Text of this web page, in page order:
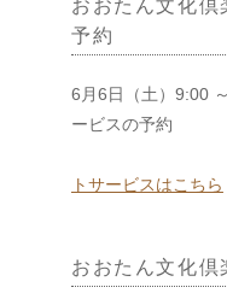
おおたん文化倶
予約
6月6日（土）9:00
ービスの予約
トサービスはこちら
おおたん文化倶